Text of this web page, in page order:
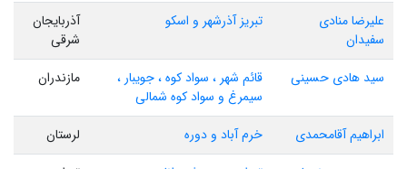
علیرضا منادی
سفیدان
تبریز آذرشهر و اسکو
آذربایجان
شرقی
سید هادی حسینی
قائم شهر ، سواد کوه ، جویبار ،
سیمرغ و سواد کوه شمالی
مازندران
ابراهیم آقامحمدی خرم آباد و دوره
لرستان